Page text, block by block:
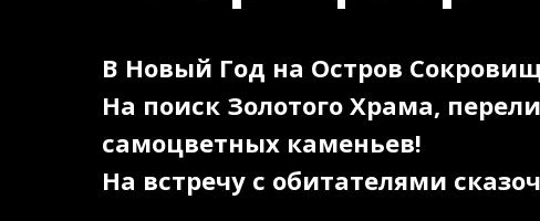
В Новый Год на Остров
На поиск Золотого Храма,
самоцветных каменьев!
На встречу с обитателями